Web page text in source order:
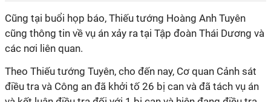
Cũng tại buổi họp báo, Thiếu tướng Hoàng Anh Tuyên
cũng thông tin về vụ án xảy ra tại Tập đoàn Thái Dương và
các nơi liên quan.
Theo Thiếu tướng Tuyên, cho đến nay, Cơ quan Cảnh sát
điều tra và Công an đã khởi tố 26 bị can và đã tách vụ án